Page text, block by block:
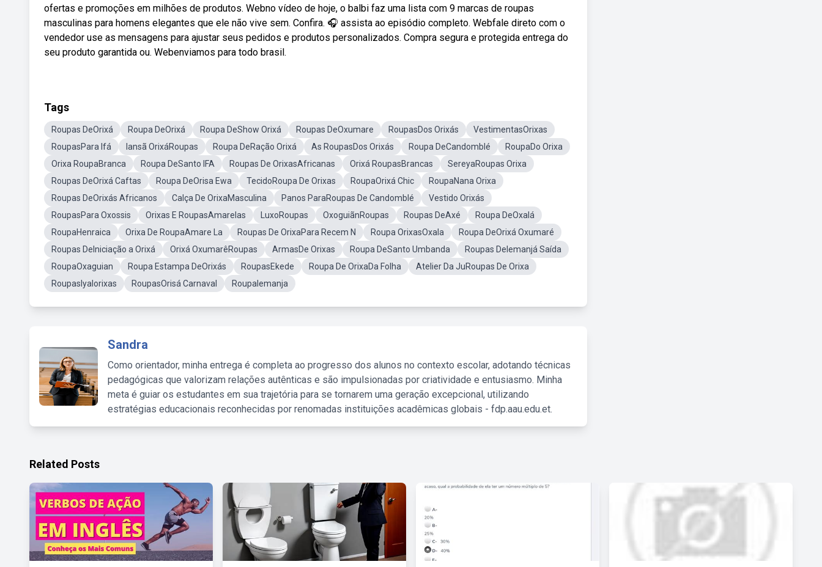
ofertas e promoções em milhões de produtos. Webno vídeo de hoje, o balbi faz uma lista com 9 marcas de roupas
masculinas para homens elegantes que ele não vive sem. Confira. 🎧 assista ao episódio completo. Webfale direto com o
vendedor use as mensagens para ajustar seus pedidos e produtos personalizados. Compra segura e protegida entrega do
seu produto garantida ou. Webenviamos para todo brasil.
Tags
Roupas DeOrixá Roupa DeOrixá Roupa DeShow Orixá Roupas DeOxumare RoupasDos Orixás
VestimentasOrixas
RoupasPara Ifá
Iansã OrixáRoupas Roupa DeRação Orixá As RoupasDos Orixás Roupa DeCandomblé
RoupaDo Orixa
Orixa RoupaBranca
Roupa DeSanto IFA Roupas De OrixasAfricanas Orixá RoupasBrancas
SereyaRoupas Orixa
Roupas DeOrixá Caftas
Roupa DeOrisa Ewa TecidoRoupa De Orixas RoupaOrixá Chic
RoupaNana Orixa
Roupas DeOrixás Africanos
Calça De OrixaMasculina Panos ParaRoupas De Candomblé
Vestido Orixás
RoupasPara Oxossis
Orixas E RoupasAmarelas LuxoRoupas OxoguiãnRoupas Roupas DeAxé
Roupa DeOxalá
RoupaHenraica
Orixa De RoupaAmare La Roupas De OrixaPara Recem N Roupa OrixasOxala
Roupa DeOrixá Oxumaré
Roupas DeIniciação a Orixá
Orixá OxumarêRoupas ArmasDe Orixas Roupa DeSanto Umbanda
Roupas DeIemanjá Saída
RoupaOxaguian
Roupa Estampa DeOrixás RoupasEkede Roupa De OrixaDa Folha
Atelier Da JuRoupas De Orixa
RoupasIyalorixas
RoupasOrisá Carnaval RoupaIemanja
Sandra
Como orientador, minha entrega é completa ao progresso dos alunos no contexto escolar, adotando técnicas
pedagógicas que valorizam relações autênticas e são impulsionadas por criatividade e entusiasmo. Minha
meta é guiar os estudantes em sua trajetória para se tornarem uma geração excepcional, utilizando
estratégias educacionais reconhecidas por renomadas instituições acadêmicas globais - fdp.aau.edu.et.
Related Posts